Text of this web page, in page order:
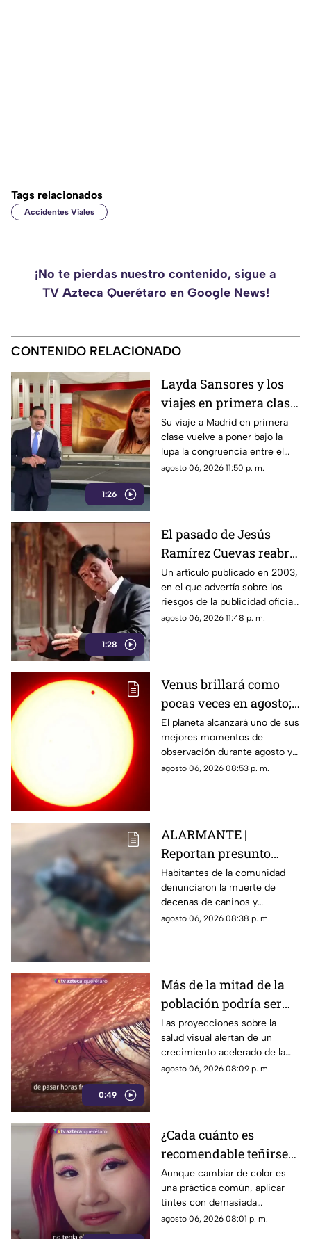
Tags relacionados
Accidentes Viales
¡No te pierdas nuestro contenido, sigue a
TV Azteca Querétaro en Google News!
CONTENIDO RELACIONADO
1:26
Layda Sansores y los
viajes en primera clase
que reavivan el debate
sobre la austeridad
Su viaje a Madrid en primera
clase vuelve a poner bajo la
lupa la congruencia entre el
discurso de austeridad
agosto 06, 2026 11:50 p. m.
1:28
El pasado de Jesús
Ramírez Cuevas reabre
el debate sobre la
censura
Un artículo publicado en 2003,
en el que advertía sobre los
riesgos de la publicidad oficial
y la censura a los medios
agosto 06, 2026 11:48 p. m.
Venus brillará como
pocas veces en agosto;
a esta hora podrás
verlo durante este mes
El planeta alcanzará uno de sus
mejores momentos de
observación durante agosto y
podrá distinguirse sin
agosto 06, 2026 08:53 p. m.
ALARMANTE |
Reportan presunto
env3nen4miento de al
menos 23 perros en
esta zona de Querétaro:
IMAGENES SENSIBLES
Habitantes de la comunidad
denunciaron la muerte de
decenas de caninos y
solicitaron que se esclarezcan
agosto 06, 2026 08:38 p. m.
0:49
Más de la mitad de la
población podría ser
miope en 2050;
especialistas advierten
las causas
Las proyecciones sobre la
salud visual alertan de un
crecimiento acelerado de la
miopía y señalan que pasar
agosto 06, 2026 08:09 p. m.
¿Cada cuánto es
recomendable teñirse
el cabello?
Especialistas explican
por qué hacerlo
seguido puede dañarlo
Aunque cambiar de color es
una práctica común, aplicar
tintes con demasiada
frecuencia puede afectar la
agosto 06, 2026 08:01 p. m.